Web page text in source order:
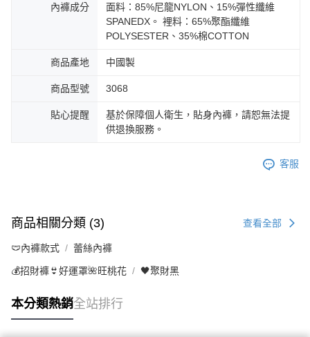
內褲成分
面料：85%尼龍NYLON、15%彈性纖維
SPANEDX。 裡料：65%聚酯纖維
POLYSESTER、35%棉COTTON
商品產地 中國製
商品型號 3068
貼心提醒
基於保障個人衛生，貼身內褲，請恕無法提
供退換服務。
客服
商品相關分類 (3) 查看全部
🩲內褲款式 蕾絲內褲
💰招財褲👙好運罩🌺旺桃花 🖤聚財黑
本分類熱銷全站排行